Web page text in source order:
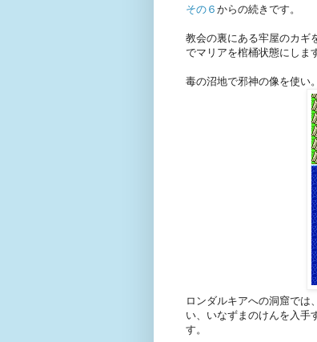
その６ からの続きです。
教会の裏にある牢屋のカギ
でマリアを棺桶状態にしま
毒の沼地で邪神の像を使い
ロンダルキアへの洞窟では
い、いなずまのけんを入手
す。